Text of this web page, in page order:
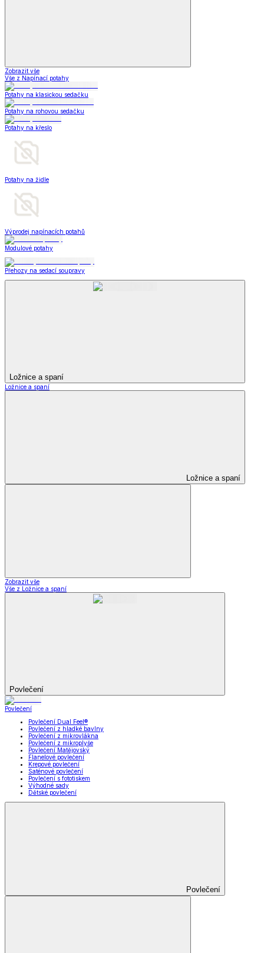
Zobrazit vše
Vše z Napínací potahy
Potahy na klasickou sedačku
Potahy na rohovou sedačku
Potahy na křeslo
Potahy na židle
Výprodej napínacích potahů
Modulové potahy
Přehozy na sedací soupravy
Ložnice a spaní
Ložnice a spaní
Ložnice a spaní
Zobrazit vše
Vše z Ložnice a spaní
Povlečení
Povlečení
Povlečení Dual Feel®
Povlečení z hladké bavlny
Povlečení z mikrovlákna
Povlečení z mikroplyše
Povlečení Matějovský
Flanelové povlečení
Krepové povlečení
Saténové povlečení
Povlečení s fototiskem
Výhodné sady
Dětské povlečení
Povlečení